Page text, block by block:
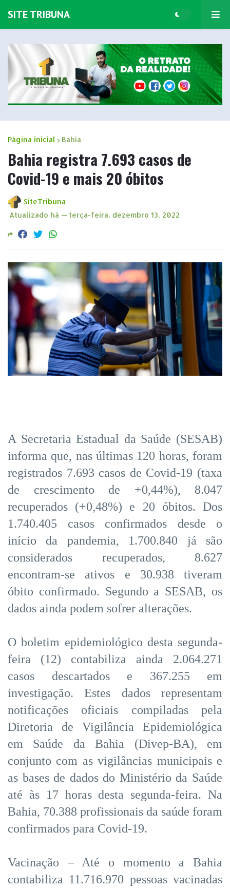
SITE TRIBUNA
Página inicial Bahia
Bahia registra 7.693 casos de
Covid-19 e mais 20 óbitos
SiteTribuna
Atualizado há — terça-feira, dezembro 13, 2022
A Secretaria Estadual da Saúde (SESAB)
informa que, nas últimas 120 horas, foram
registrados 7.693 casos de Covid-19 (taxa
de crescimento de +0,44%), 8.047
recuperados (+0,48%) e 20 óbitos. Dos
1.740.405 casos confirmados desde o
início da pandemia, 1.700.840 já são
considerados recuperados, 8.627
encontram-se ativos e 30.938 tiveram
óbito confirmado. Segundo a SESAB, os
dados ainda podem sofrer alterações.
O boletim epidemiológico desta segunda-
feira (12) contabiliza ainda 2.064.271
casos descartados e 367.255 em
investigação. Estes dados representam
notificações oficiais compiladas pela
Diretoria de Vigilância Epidemiológica
em Saúde da Bahia (Divep-BA), em
conjunto com as vigilâncias municipais e
as bases de dados do Ministério da Saúde
até às 17 horas desta segunda-feira. Na
Bahia, 70.388 profissionais da saúde foram
confirmados para Covid-19.
Vacinação – Até o momento a Bahia
contabiliza 11.716.970 pessoas vacinadas